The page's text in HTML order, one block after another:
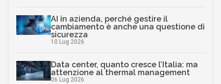
AI in azienda, perché gestire il
cambiamento è anche una questione di
sicurezza
10 Lug 2026
Data center, quanto cresce l’Italia: ma
attenzione al thermal management
06 Lug 2026